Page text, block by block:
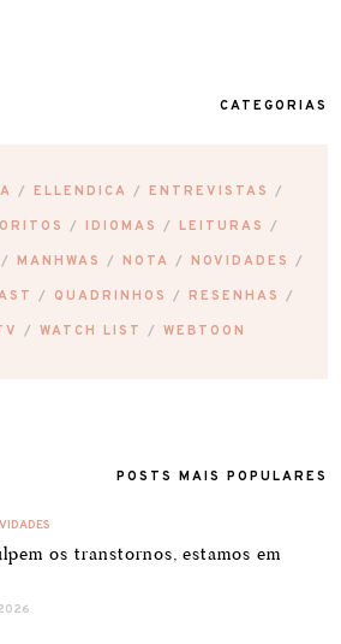
CATEGORIAS
ELLENDICA ENTREVISTAS
IDIOMAS LEITURAS
MANHWAS NOTA NOVIDADES
QUADRINHOS RESENHAS
WATCH LIST WEBTOON
POSTS MAIS POPULARES
os transtornos, estamos em